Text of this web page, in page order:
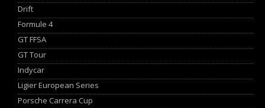
Drift
Formule 4
GT FFSA
GT Tour
Indycar
Ligier European Series
Porsche Carrera Cup